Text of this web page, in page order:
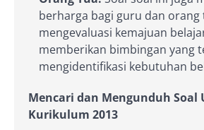
berharga bagi guru dan
mengevaluasi kemajuan
memberikan bimbingan yang
mengidentifikasi kebutuhan
Mencari dan Mengunduh Soal
Kurikulum 2013